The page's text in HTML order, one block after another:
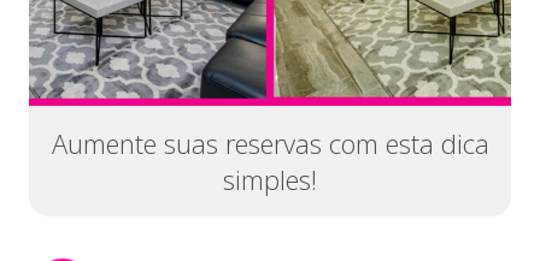
Aumente suas reservas com esta dica
simples!